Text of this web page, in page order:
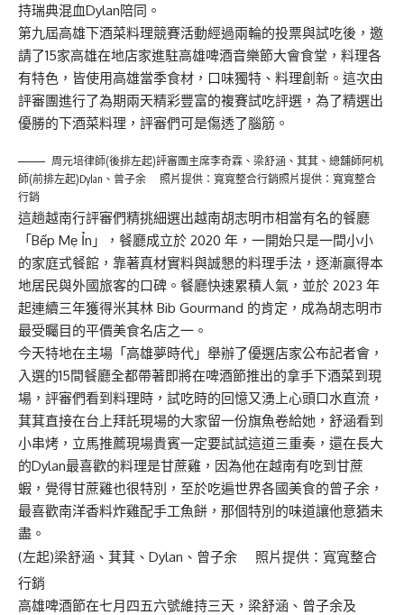
持瑞典混血Dylan陪同。
第九屆高雄下酒菜料理競賽活動經過兩輪的投票與試吃後，邀
請了15家高雄在地店家進駐高雄啤酒音樂節大會食堂，料理各
有特色，皆使用高雄當季食材，口味獨特、料理創新。這次由
評審團進行了為期兩天精彩豐富的複賽試吃評選，為了精選出
優勝的下酒菜料理，評審們可是傷透了腦筋。
周元培律師(後排左起)評審團主席李奇霖、梁舒涵、萁萁、總舖師阿机
師(前排左起)Dylan、曾子余 照片提供：寬寬整合行銷照片提供：寬寬整合
行銷
這趟越南行評審們精挑細選出越南胡志明市相當有名的餐廳
「Bếp Mẹ Ỉn」，餐廳成立於 2020 年，一開始只是一間小小
的家庭式餐館，靠著真材實料與誠懇的料理手法，逐漸贏得本
地居民與外國旅客的口碑。餐廳快速累積人氣，並於 2023 年
起連續三年獲得米其林 Bib Gourmand 的肯定，成為胡志明市
最受矚目的平價美食名店之一。
今天特地在主場「高雄夢時代」舉辦了優選店家公布記者會，
入選的15間餐廳全都帶著即將在啤酒節推出的拿手下酒菜到現
場，評審們看到料理時，試吃時的回憶又湧上心頭口水直流，
萁萁直接在台上拜託現場的大家留一份旗魚卷給她，舒涵看到
小串烤，立馬推薦現場貴賓一定要試試這道三重奏，還在長大
的Dylan最喜歡的料理是甘蔗雞，因為他在越南有吃到甘蔗
蝦，覺得甘蔗雞也很特別，至於吃遍世界各國美食的曾子余，
最喜歡南洋香料炸雞配手工魚餅，那個特別的味道讓他意猶未
盡。
(左起)梁舒涵、萁萁、Dylan、曾子余 照片提供：寬寬整合
行銷
高雄啤酒節在七月四五六號維持三天，梁舒涵、曾子余及